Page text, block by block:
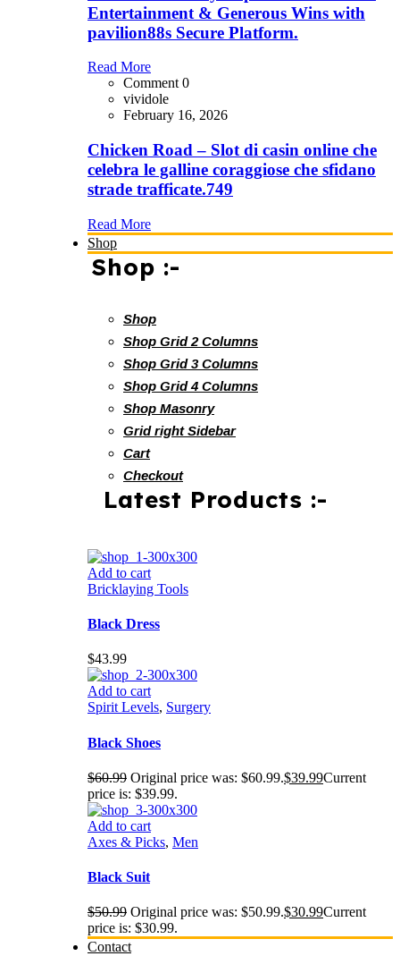
Entertainment & Generous Wins with
pavilion88s Secure Platform.
Read More
Comment 0
vividole
February 16, 2026
Chicken Road – Slot di casin online che
celebra le galline coraggiose che sfidano
strade trafficate.749
Read More
Shop
Shop :-
Shop
Shop Grid 2 Columns
Shop Grid 3 Columns
Shop Grid 4 Columns
Shop Masonry
Grid right Sidebar
Cart
Checkout
Latest Products :-
Add to cart
Bricklaying Tools
Black Dress
$43.99
Add to cart
Spirit Levels, Surgery
Black Shoes
$60.99 Original price was: $60.99.$39.99Current
price is: $39.99.
Add to cart
Axes & Picks, Men
Black Suit
$50.99 Original price was: $50.99.$30.99Current
price is: $30.99.
Contact